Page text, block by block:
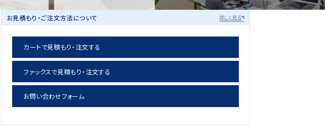
お見積もり・ご注文方法について 詳しく見る
カートで見積もり・注文する
ファックスで見積もり・注文する
お問い合わせフォーム